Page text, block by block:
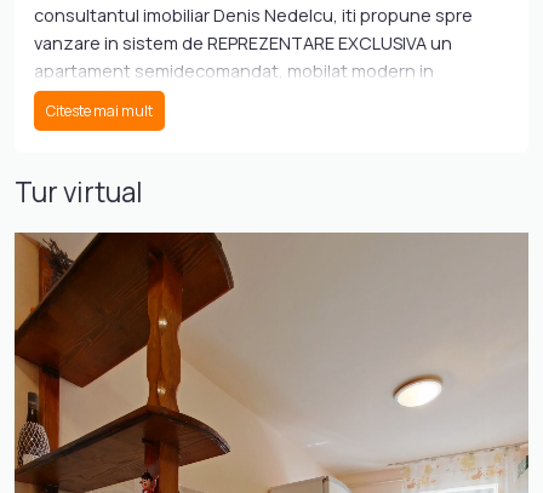
consultantul imobiliar Denis Nedelcu, iti propune spre
vanzare in sistem de REPREZENTARE EXCLUSIVA un
apartament semidecomandat, mobilat modern in
apropierea facultati pe Bulevardul Grivitei.
situat la etajul 4 din 4, cu o suprafață totală de 40 mp.
Proprietatea se vinde mobilată și utilată.
Apartamentul este semidecomandat are o suprafață de
40 mp și se află la etajul 4 al unui imobil cu regim de
înălțime P+4, construit în anul 1972. Proprietatea
beneficiază de beci și se vinde complet mobilată și utilată,
fiind pregătită pentru a fi locuită imediat.
Locația este una avantajoasă, cu acces facil către
mijloace de transport, magazine și alte puncte de interes.
Facultățile se află la aproximativ cinci minute de mers pe
jos, ceea ce transformă apartamentul într-o alegere
Citeste mai mult
Tur virtual